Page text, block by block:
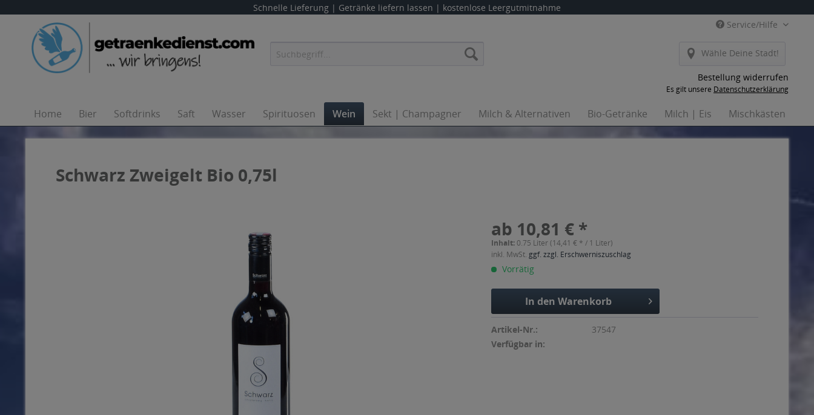
Schnelle Lieferung | Getränke liefern lassen | kostenlose Leergutmitnahme
Service/Hilfe
Wähle Deine Stadt!
Bestellung widerrufen
Es gilt unsere Datenschutzerklärung
Home Bier Softdrinks Saft Wasser Spirituosen Wein Sekt | Champagner Milch & Alternativen Bio-Getränke Milch | Eis Mischkästen
Schwarz Zweigelt Bio 0,75l
ab 10,81 € *
Inhalt: 0.75 Liter (14,41 € * / 1 Liter)
inkl. MwSt. ggf. zzgl. Erschwerniszuschlag
Vorrätig
In den Warenkorb
Artikel-Nr.:
37547
Verfügbar in: